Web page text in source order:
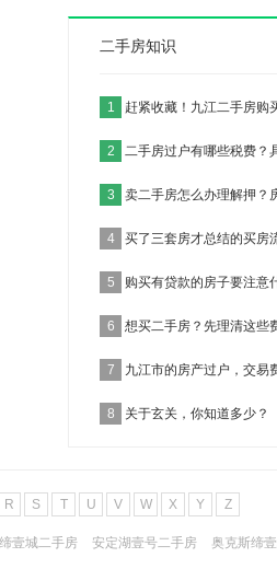
二手房知识
1 赶紧收藏！九江二手房购
2 二手房过户有哪些税费？
3 卖二手房怎么办理解押？
4 买了三套房才总结的买房
5 购买有贷款的房子要注意
6 想买二手房？先理清这
7 九江市的房产过户，交易
8 关于玄关，你知道多少？
R S T U V W X Y Z
壹城二手房 安定湖壹号二手房 奥克斯缔